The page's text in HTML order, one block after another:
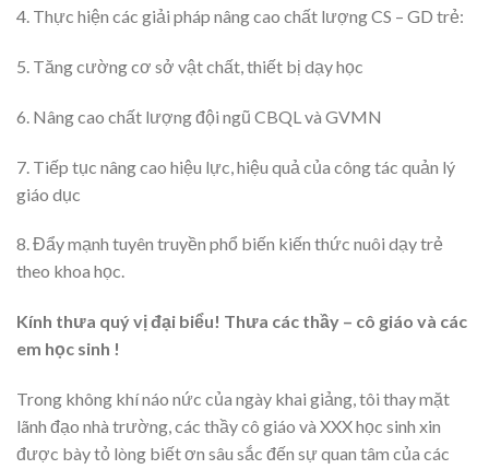
4. Thực hiện các giải pháp nâng cao chất lượng CS – GD trẻ:
5. Tăng cường cơ sở vật chất, thiết bị dạy học
6. Nâng cao chất lượng đội ngũ CBQL và GVMN
7. Tiếp tục nâng cao hiệu lực, hiệu quả của công tác quản lý
giáo dục
8. Đẩy mạnh tuyên truyền phổ biến kiến thức nuôi dạy trẻ
theo khoa học.
Kính thưa quý vị đại biểu! Thưa các thầy – cô giáo và các
em học sinh !
Trong không khí náo nức của ngày khai giảng, tôi thay mặt
lãnh đạo nhà trường, các thầy cô giáo và XXX học sinh xin
được bày tỏ lòng biết ơn sâu sắc đến sự quan tâm của các